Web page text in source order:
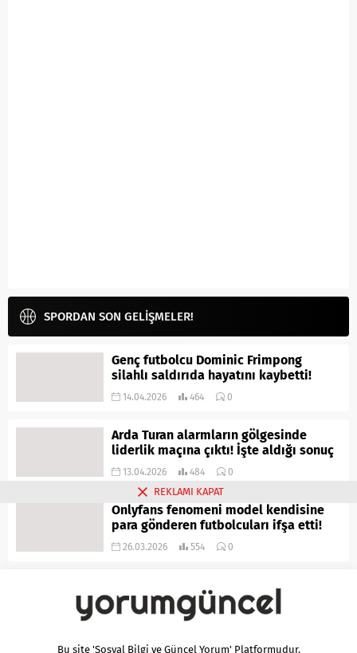
SPORDAN SON GELİŞMELER!
Genç futbolcu Dominic Frimpong
silahlı saldırıda hayatını kaybetti!
14.04.2026 464 0
Arda Turan alarmların gölgesinde
liderlik maçına çıktı! İşte aldığı sonuç
13.04.2026 484 0
Onlyfans fenomeni model kendisine
para gönderen futbolcuları ifşa etti!
26.03.2026 554 0
Bu site 'Sosyal Bilgi ve Güncel Yorum' Platformudur.
REKLAMI KAPAT